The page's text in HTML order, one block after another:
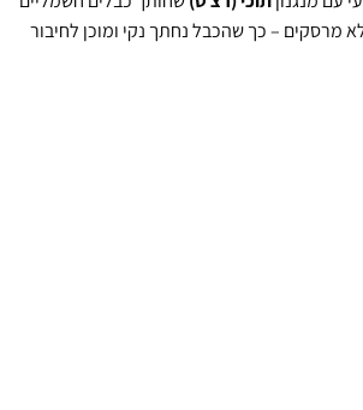
מרסקים – כך שהכבל נחתך נקי ומוכן לחיבור